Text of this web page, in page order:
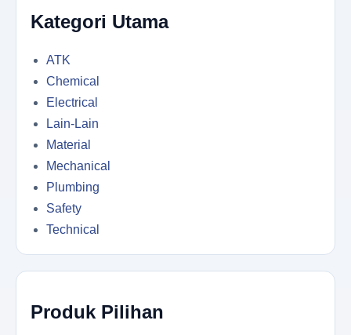
Kategori Utama
ATK
Chemical
Electrical
Lain-Lain
Material
Mechanical
Plumbing
Safety
Technical
Produk Pilihan